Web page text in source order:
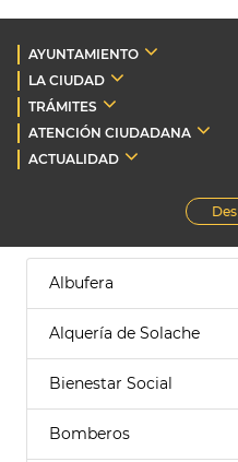
AYUNTAMIENTO
LA CIUDAD
TRÁMITES
ATENCIÓN CIUDADANA
ACTUALIDAD
Albufera
Alquería de Solache
Bienestar Social
Bomberos